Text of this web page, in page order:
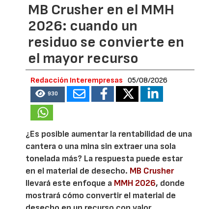
MB Crusher en el MMH
2026: cuando un
residuo se convierte en
el mayor recurso
Redacción Interempresas 05/08/2026
930
¿Es posible aumentar la rentabilidad de una
cantera o una mina sin extraer una sola
tonelada más? La respuesta puede estar
en el material de desecho. MB Crusher
llevará este enfoque a MMH 2026, donde
mostrará cómo convertir el material de